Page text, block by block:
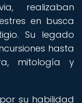
realizaban
en busca
Su legado
hasta
mitología y
su habilidad